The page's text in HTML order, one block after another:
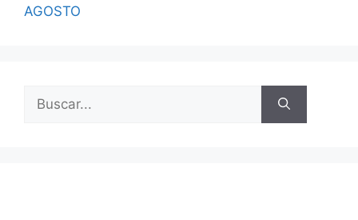
AGOSTO
Buscar: